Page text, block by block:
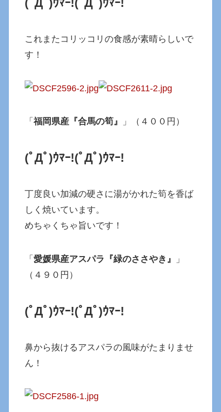
(ﾟДﾟ)ｳﾏｰ!(ﾟДﾟ)ｳﾏｰ!
これまたコリッコリの食感が素晴らしいで
す！
「福岡県産『合馬の筍』 」（４００円）
(ﾟДﾟ)ｳﾏｰ!(ﾟДﾟ)ｳﾏｰ!
丁度良い加減の硬さに湯がかれた筍を香ば
しく焼いています。
めちゃくちゃ旨いです！
「愛媛県産アスパラ『緑のささやき』
」
（４９０円）
(ﾟДﾟ)ｳﾏｰ!(ﾟДﾟ)ｳﾏｰ!
鼻から抜けるアスパラの風味がたまりませ
ん！